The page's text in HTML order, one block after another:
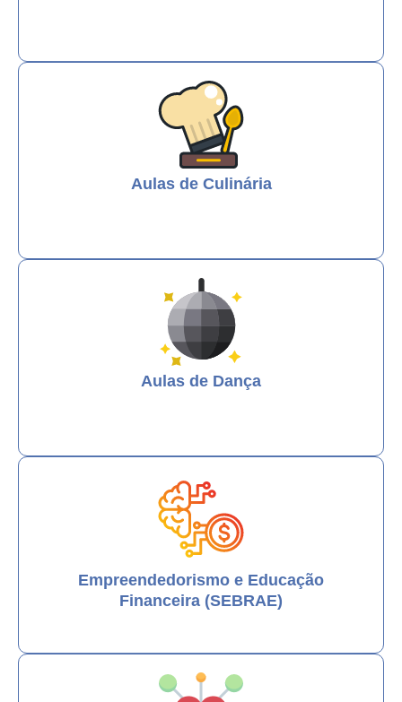
Aulas de Culinária
Aulas de Dança
Empreendedorismo e Educação
Financeira (SEBRAE)